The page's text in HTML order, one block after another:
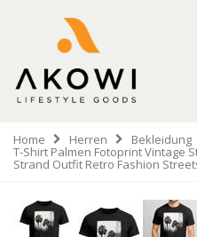
Home Herren Bekleidung
T-Shirt Palmen Fotoprint Vintage
Strand Outfit Retro Fashion